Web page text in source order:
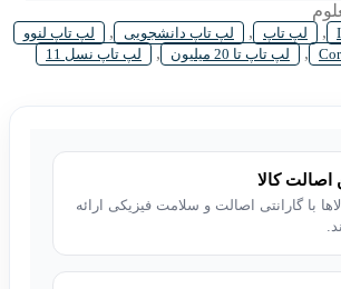
, لپ تاپ , لپ تاپ دانشجویی , لپ تاپ لنوو
, لپ تاپ تا 20 میلیون , لپ تاپ نسل 11
کالا
با گارانتی اصالت و سلامت فیزیکی ارائه